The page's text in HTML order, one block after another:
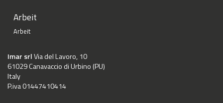
Arbeit
Arbeit
Imar srlVia del Lavoro, 10
61029 Canavaccio di Urbino (PU)
Italy
P.iva 01447410414